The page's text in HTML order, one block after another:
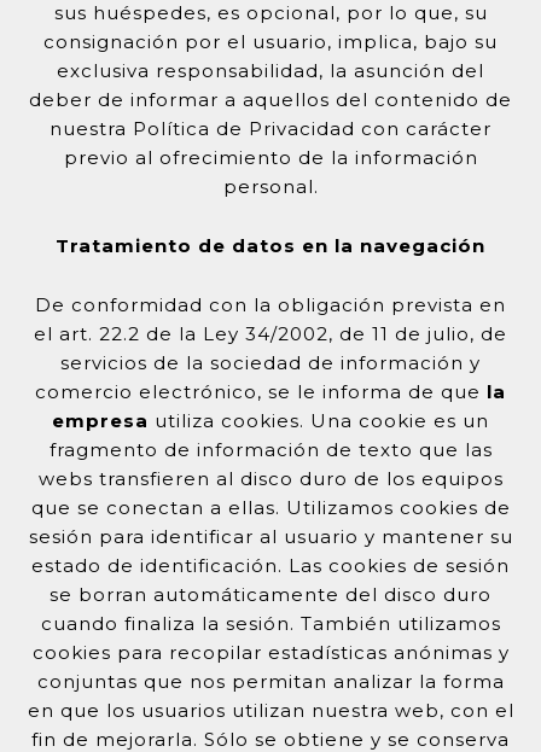
sus huéspedes, es opcional, por lo que, su
consignación por el usuario, implica, bajo su
exclusiva responsabilidad, la asunción del
deber de informar a aquellos del contenido de
nuestra Política de Privacidad con carácter
previo al ofrecimiento de la información
personal.
Tratamiento de datos en la navegación
De conformidad con la obligación prevista en
el art. 22.2 de la Ley 34/2002, de 11 de julio, de
servicios de la sociedad de información y
comercio electrónico, se le informa de que la
empresa utiliza cookies. Una cookie es un
fragmento de información de texto que las
webs transfieren al disco duro de los equipos
que se conectan a ellas. Utilizamos cookies de
sesión para identificar al usuario y mantener su
estado de identificación. Las cookies de sesión
se borran automáticamente del disco duro
cuando finaliza la sesión. También utilizamos
cookies para recopilar estadísticas anónimas y
conjuntas que nos permitan analizar la forma
en que los usuarios utilizan nuestra web, con el
fin de mejorarla. Sólo se obtiene y se conserva